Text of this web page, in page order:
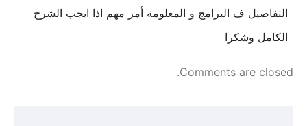
التفاصيل ف البرامج و المعلومة أمر مهم اذا ايجب الشرح
الكامل وشكرا
Comments are closed.